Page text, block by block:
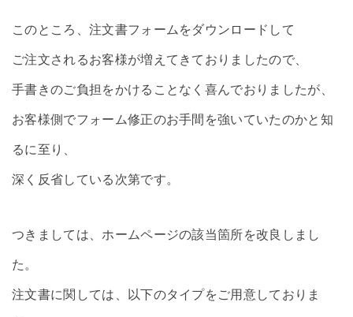
このところ、注文書フォームをダウンロードして
ご注文されるお客様が増えてきておりましたので、
手書きのご負担をかけることなく喜んでおりましたが、
お客様側でフォーム修正のお手間を強いていたのかと知
るに至り、
深く反省している次第です。
つきましては、ホームページの該当箇所を改良しまし
た。
注文書に関しては、以下のタイプをご用意しておりま